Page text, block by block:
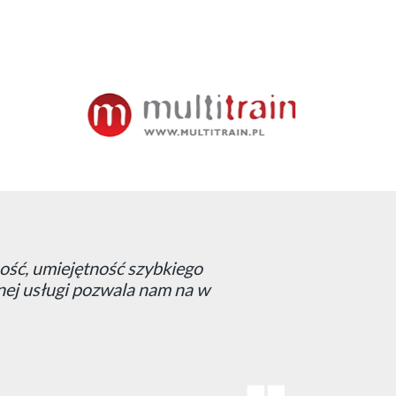
sprostała wszystkim
nasze potrzeby.